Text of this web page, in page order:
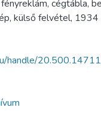
fényreklám, cégtábla,
, külső felvétel, 1934
handle/